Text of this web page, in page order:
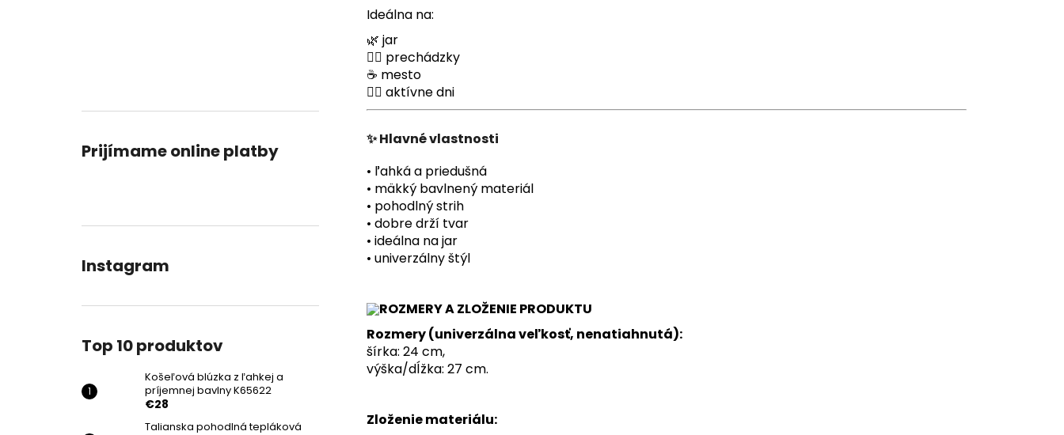
Prijímame online platby
Instagram
Top 10 produktov
Košeľová blúzka z ľahkej a
príjemnej bavlny K65622
€28
Talianska pohodlná tepláková
Ideálna na:
🌿 jar
🚶‍♀️ prechádzky
☕ mesto
🏃‍♀️ aktívne dni
✨ Hlavné vlastnosti
• ľahká a priedušná
• mäkký bavlnený materiál
• pohodlný strih
• dobre drží tvar
• ideálna na jar
• univerzálny štýl
ROZMERY A ZLOŽENIE PRODUKTU
Rozmery (univerzálna veľkosť, nenatiahnutá):
šírka: 24 cm,
výška/dĺžka: 27 cm.
Zloženie materiálu: